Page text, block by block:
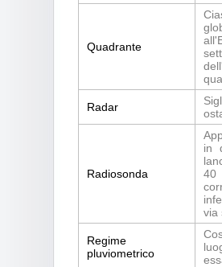
Quadrante
Radar
Radiosonda
in
40
via
Regime
pluviometrico